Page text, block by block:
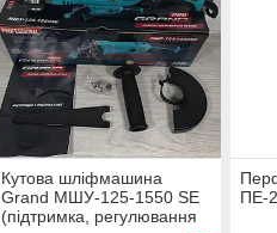
Кутова шліфмашина
Grand МШУ-125-1550 SE
(підтримка, регулювання
ПЕ-